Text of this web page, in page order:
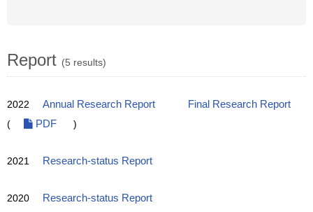
Report (5 results)
2022 Annual Research Report
Final Research Report
(
PDF )
2021 Research-status Report
2020 Research-status Report